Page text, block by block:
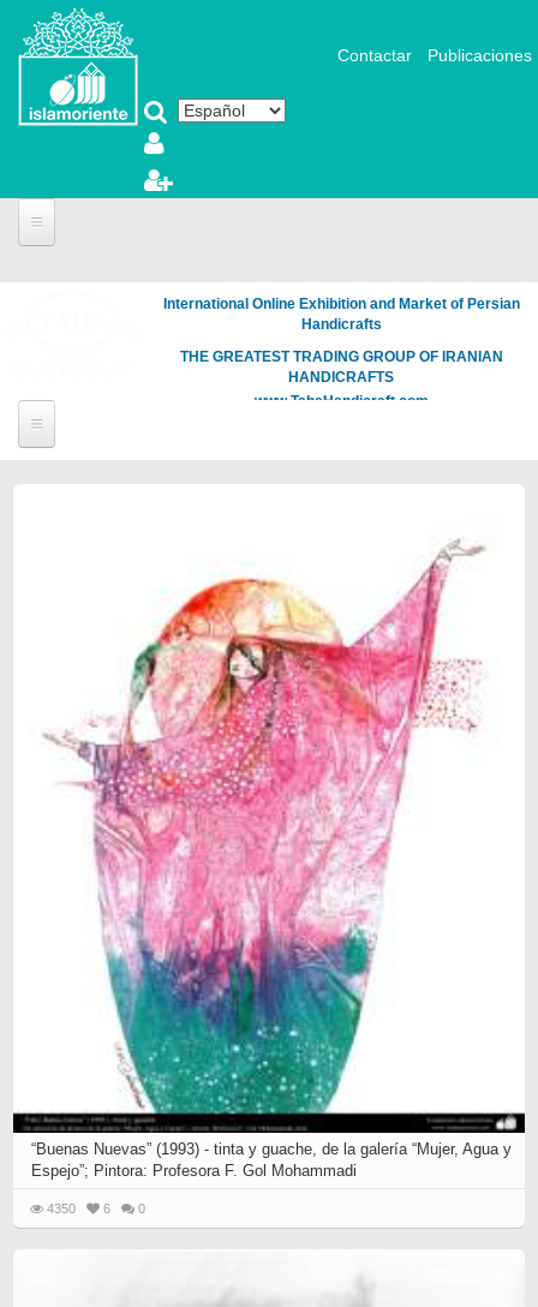
Pasar al contenido principal
Contactar Publicaciones
International Online Exhibition and Market of Persian
Handicrafts
THE GREATEST TRADING GROUP OF IRANIAN
HANDICRAFTS
www.TahaHandicraft.com
“Buenas Nuevas” (1993) - tinta y guache, de la galería “Mujer, Agua y
Espejo”; Pintora: Profesora F. Gol Mohammadi
4350 6 0